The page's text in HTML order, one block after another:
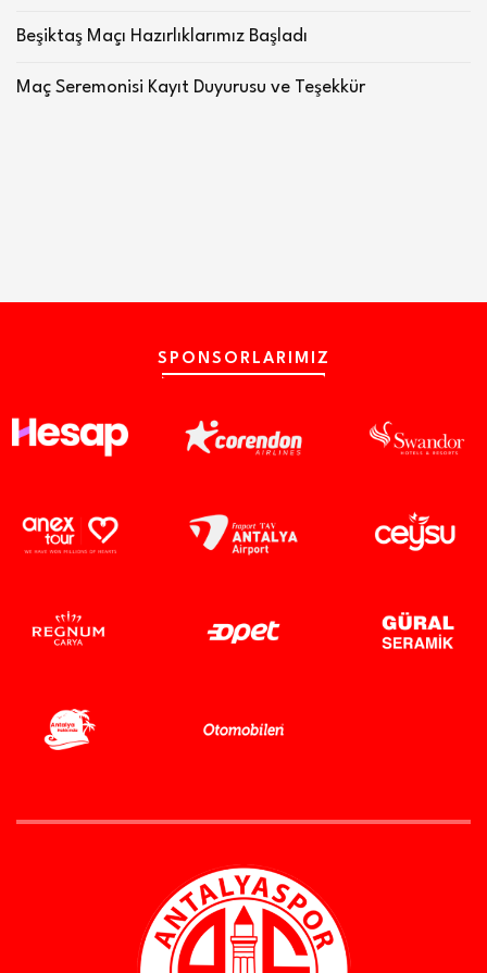
Beşiktaş Maçı Hazırlıklarımız Başladı
Maç Seremonisi Kayıt Duyurusu ve Teşekkür
SPONSORLARIMIZ